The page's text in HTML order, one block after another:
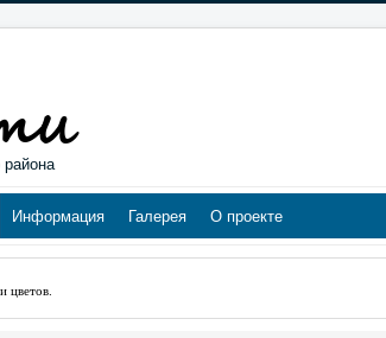
Информация Галерея О проекте
цветов